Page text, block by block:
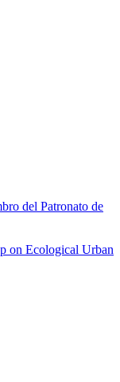
del Patronato de
on Ecological Urban